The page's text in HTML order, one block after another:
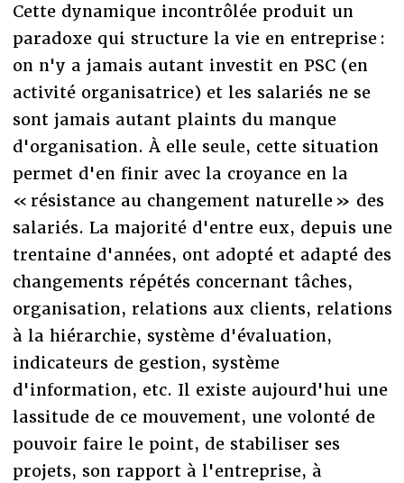
Cette dynamique incontrôlée produit un
paradoxe qui structure la vie en entreprise :
on n'y a jamais autant investit en PSC (en
activité organisatrice) et les salariés ne se
sont jamais autant plaints du manque
d'organisation. À elle seule, cette situation
permet d'en finir avec la croyance en la
« résistance au changement naturelle » des
salariés. La majorité d'entre eux, depuis une
trentaine d'années, ont adopté et adapté des
changements répétés concernant tâches,
organisation, relations aux clients, relations
à la hiérarchie, système d'évaluation,
indicateurs de gestion, système
d'information, etc. Il existe aujourd'hui une
lassitude de ce mouvement, une volonté de
pouvoir faire le point, de stabiliser ses
projets, son rapport à l'entreprise, à